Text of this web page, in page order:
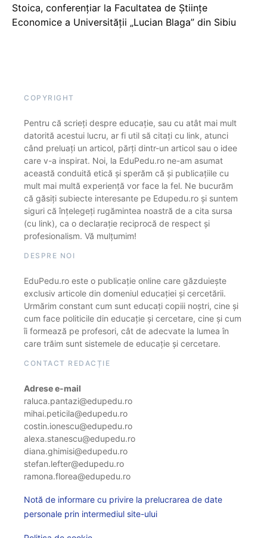
Stoica, conferențiar la Facultatea de Științe
Economice a Universității „Lucian Blaga” din Sibiu
COPYRIGHT
Pentru că scrieți despre educație, sau cu atât mai mult
datorită acestui lucru, ar fi util să citați cu link, atunci
când preluați un articol, părți dintr-un articol sau o idee
care v-a inspirat. Noi, la EduPedu.ro ne-am asumat
această conduită etică și sperăm că și publicațiile cu
mult mai multă experiență vor face la fel. Ne bucurăm
că găsiți subiecte interesante pe Edupedu.ro și suntem
siguri că înțelegeți rugămintea noastră de a cita sursa
(cu link), ca o declarație reciprocă de respect și
profesionalism. Vă mulțumim!
DESPRE NOI
EduPedu.ro este o publicație online care găzduiește
exclusiv articole din domeniul educației și cercetării.
Urmărim constant cum sunt educați copiii noștri, cine și
cum face politicile din educație și cercetare, cine și cum
îi formează pe profesori, cât de adecvate la lumea în
care trăim sunt sistemele de educație și cercetare.
CONTACT REDACȚIE
Adrese e-mail
raluca.pantazi@edupedu.ro
mihai.peticila@edupedu.ro
costin.ionescu@edupedu.ro
alexa.stanescu@edupedu.ro
diana.ghimisi@edupedu.ro
stefan.lefter@edupedu.ro
ramona.florea@edupedu.ro
Notă de informare cu privire la prelucrarea de date
personale prin intermediul site-ului